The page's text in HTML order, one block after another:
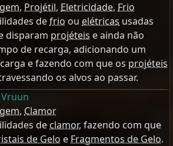
, Projétil, Eletricidade, Frio
defrio ou elétricas usadas
disparam projéteis e ainda não
de recarga, adicionando um
e fazendo com que os projéteis
os alvos ao passar.
, Clamor
de clamor, fazendo com que
de Gelo e Fragmentos de Gelo.